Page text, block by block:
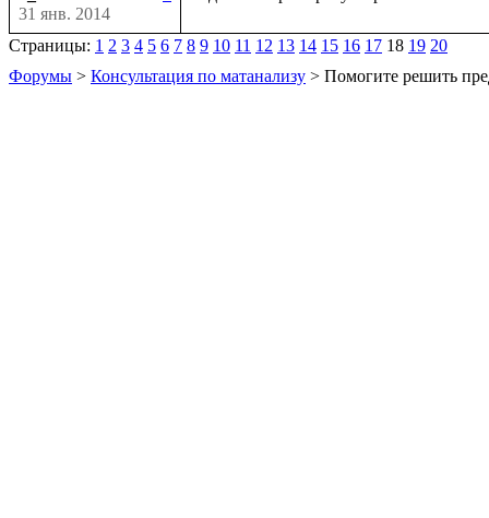
31 янв. 2014
Страницы: 1 2 3 4 5 6 7 8 9 10 11 12 13 14 15 16 17 18 19 20
Форумы > Консультация по матанализу > Помогите решить